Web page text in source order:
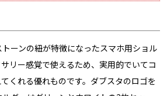
ーンの紐が特徴になったスマホ用ショル
リー感覚で使えるため、実用的でいてコ
くれる優れものです。ダブスタのロゴを